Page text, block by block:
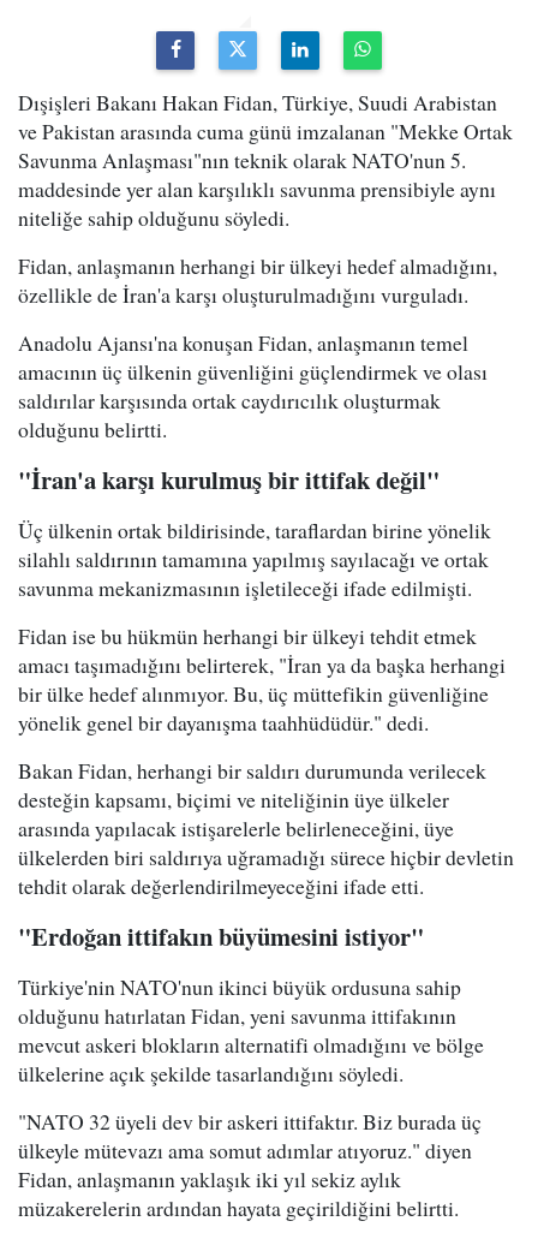
Dışişleri Bakanı Hakan Fidan, Türkiye, Suudi Arabistan
ve Pakistan arasında cuma günü imzalanan "Mekke Ortak
Savunma Anlaşması"nın teknik olarak NATO'nun 5.
maddesinde yer alan karşılıklı savunma prensibiyle aynı
niteliğe sahip olduğunu söyledi.
Fidan, anlaşmanın herhangi bir ülkeyi hedef almadığını,
özellikle de İran'a karşı oluşturulmadığını vurguladı.
Anadolu Ajansı'na konuşan Fidan, anlaşmanın temel
amacının üç ülkenin güvenliğini güçlendirmek ve olası
saldırılar karşısında ortak caydırıcılık oluşturmak
olduğunu belirtti.
"İran'a karşı kurulmuş bir ittifak değil"
Üç ülkenin ortak bildirisinde, taraflardan birine yönelik
silahlı saldırının tamamına yapılmış sayılacağı ve ortak
savunma mekanizmasının işletileceği ifade edilmişti.
Fidan ise bu hükmün herhangi bir ülkeyi tehdit etmek
amacı taşımadığını belirterek, "İran ya da başka herhangi
bir ülke hedef alınmıyor. Bu, üç müttefikin güvenliğine
yönelik genel bir dayanışma taahhüdüdür." dedi.
Bakan Fidan, herhangi bir saldırı durumunda verilecek
desteğin kapsamı, biçimi ve niteliğinin üye ülkeler
arasında yapılacak istişarelerle belirleneceğini, üye
ülkelerden biri saldırıya uğramadığı sürece hiçbir devletin
tehdit olarak değerlendirilmeyeceğini ifade etti.
"Erdoğan ittifakın büyümesini istiyor"
Türkiye'nin NATO'nun ikinci büyük ordusuna sahip
olduğunu hatırlatan Fidan, yeni savunma ittifakının
mevcut askeri blokların alternatifi olmadığını ve bölge
ülkelerine açık şekilde tasarlandığını söyledi.
"NATO 32 üyeli dev bir askeri ittifaktır. Biz burada üç
ülkeyle mütevazı ama somut adımlar atıyoruz." diyen
Fidan, anlaşmanın yaklaşık iki yıl sekiz aylık
müzakerelerin ardından hayata geçirildiğini belirtti.